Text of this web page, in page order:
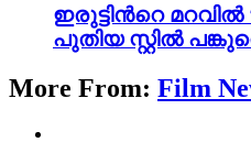
ഇരുട്ടിന്‍റെ മറവിൽ
പുതിയ സ്റ്റിൽ
More From: Film